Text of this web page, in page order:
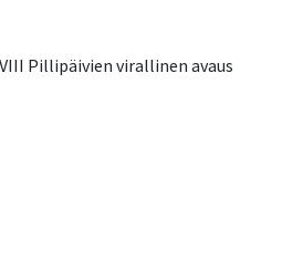
Pillipäivien virallinen avaus